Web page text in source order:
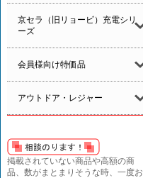
京セラ（旧リョービ）充電シリ
ーズ
会員様向け特価品
アウトドア・レジャー
掲載されていない商品や高額の商
品、数がまとまりそうな時、一度お